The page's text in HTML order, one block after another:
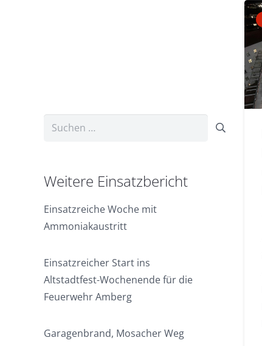
Suchen
Weitere Einsatzbericht
Einsatzreiche Woche mit
Ammoniakaustritt
Einsatzreicher Start ins
Altstadtfest-Wochenende für die
Feuerwehr Amberg
Garagenbrand, Mosacher Weg